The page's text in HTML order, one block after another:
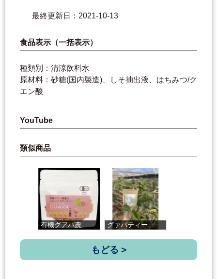
最終更新日：2021-10-13
食品表示（一括表示）
種類別：清涼飲料水
原材料：砂糖(国内製造)、しそ抽出液、はちみつ/ク
エン酸
YouTube
類似商品
有機グアバ農... グァバティー... ざまに
もどる >